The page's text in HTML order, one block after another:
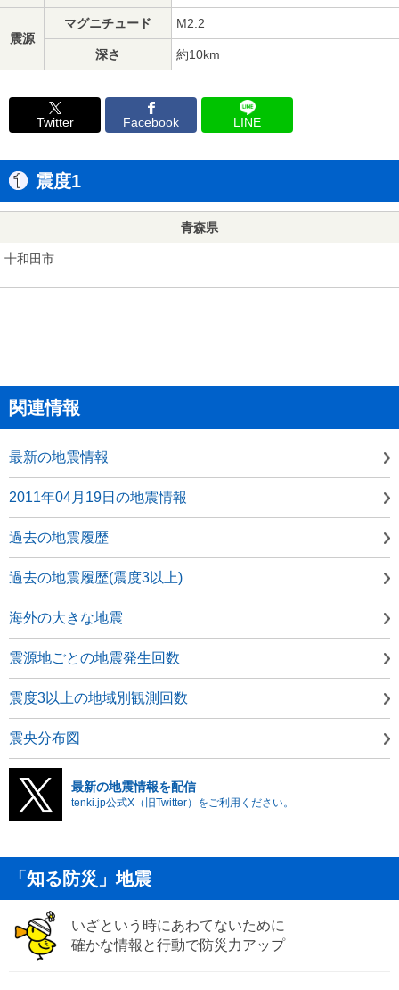
震源
マグニチュード M2.2
深さ 約10km
Twitter Facebook LINE
震度1
青森県
十和田市
関連情報
最新の地震情報
2011年04月19日の地震情報
過去の地震履歴
過去の地震履歴(震度3以上)
海外の大きな地震
震源地ごとの地震発生回数
震度3以上の地域別観測回数
震央分布図
最新の地震情報を配信
tenki.jp公式X（旧Twitter）をご利用ください。
「知る防災」地震
いざという時にあわてないために
確かな情報と行動で防災力アップ